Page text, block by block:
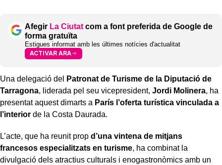
Afegir La Ciutat com a font preferida de Google de
forma gratuïta
Estigues informat amb les últimes notícies d'actualitat
ACTIVAR ARA
Una delegació del
Patronat de Turisme de la Diputació de
Tarragona, liderada pel seu vicepresident, Jordi Molinera, ha
presentat aquest dimarts a París l’oferta turística vinculada a
l’interior de la Costa Daurada.
L’acte, que ha reunit prop d’una vintena de mitjans
francesos especialitzats en turisme, ha combinat la
divulgació dels atractius culturals i enogastronòmics amb un